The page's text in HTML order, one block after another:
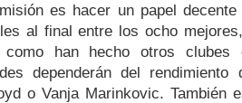
es hacer un papel
al final entre los ocho
como han hecho otros clubes
dependerán del
o Vanja Marinkovic. También